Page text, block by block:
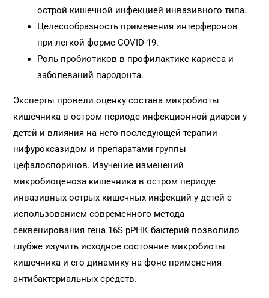
острой кишечной инфекцией инвазивного типа.
Целесообразность применения интерферонов
при легкой форме COVID-19.
Роль пробиотиков в профилактике кариеса и
заболеваний пародонта.
Эксперты провели оценку состава микробиоты
кишечника в остром периоде инфекционной диареи у
детей и влияния на него последующей терапии
нифуроксазидом и препаратами группы
цефалоспоринов. Изучение изменений
микробиоценоза кишечника в остром периоде
инвазивных острых кишечных инфекций у детей с
использованием современного метода
секвенирования гена 16S рРНК бактерий позволило
глубже изучить исходное состояние микробиоты
кишечника и его динамику на фоне применения
антибактериальных средств.